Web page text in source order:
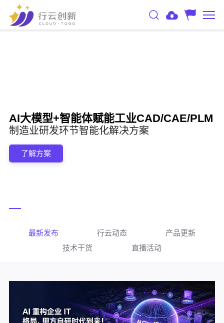
AI大模型+智能体赋能工业CAD/CAE/PLM
制造业研发环节智能化解决方案
了解方案
最新发布 行云动态
产品更新
技术干货
直播活动